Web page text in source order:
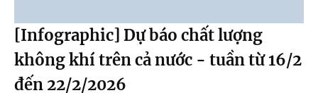
[Infographic] Dự báo chất lượng
không khí trên cả nước - tuần từ 16/2
đến 22/2/2026